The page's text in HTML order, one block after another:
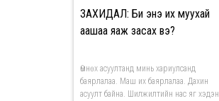
ЗАХИДАЛ: Би энэ их муухай
аашаа яаж засах вэ?
Өмнөх асуултанд минь хариулсанд
баярлалаа. Маш их баярлалаа. Дахин
асуулт байна. Шилжилтийн нас яг хэдэн